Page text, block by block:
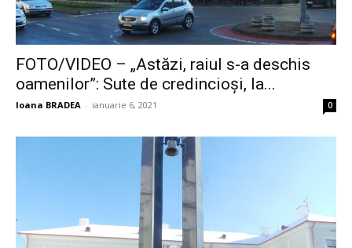
FOTO/VIDEO – „Astăzi, raiul s-a deschis
oamenilor”: Sute de credincioși, la...
Ioana BRADEA - ianuarie 6, 2021 0